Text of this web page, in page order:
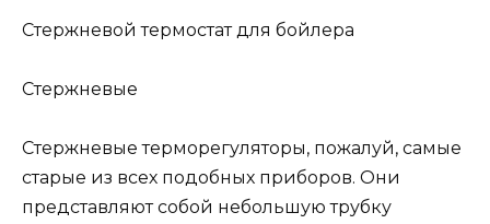
Стержневой термостат для бойлера
Стержневые
Стержневые терморегуляторы, пожалуй, самые
старые из всех подобных приборов. Они
представляют собой небольшую трубку